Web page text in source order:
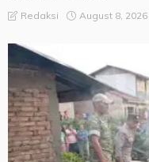
Redaksi August 8, 2026